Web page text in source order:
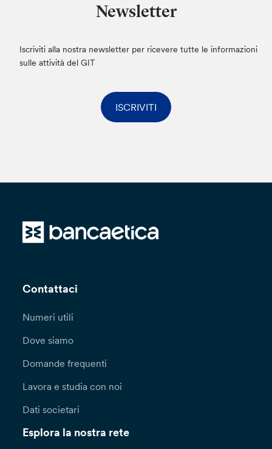
Newsletter
Iscriviti alla nostra newsletter per ricevere tutte le informazioni
sulle attività del GIT
ISCRIVITI
Contattaci
Numeri utili
Dove siamo
Domande frequenti
Lavora e studia con noi
Dati societari
Esplora la nostra rete